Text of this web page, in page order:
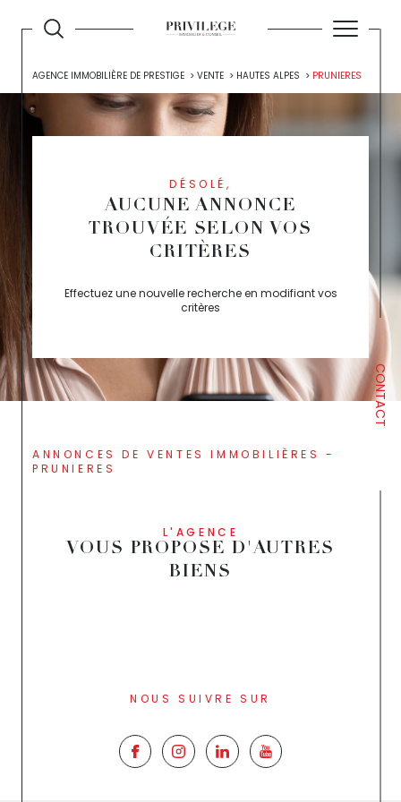
CONTACT
AGENCE IMMOBILIÈRE DE PRESTIGE VENTE HAUTES ALPES PRUNIERES
DÉSOLÉ,
AUCUNE ANNONCE
TROUVÉE SELON VOS
CRITÈRES
Effectuez une nouvelle recherche en modifiant vos
critères
ANNONCES DE VENTES IMMOBILIÈRES -
PRUNIERES
L'AGENCE
VOUS PROPOSE D'AUTRES
BIENS
NOUS SUIVRE SUR